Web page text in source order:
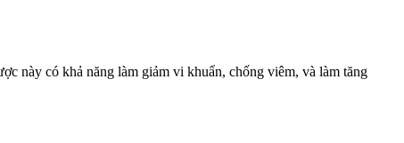
này có khả năng làm giảm vi khuẩn, chống viêm, và làm tăng